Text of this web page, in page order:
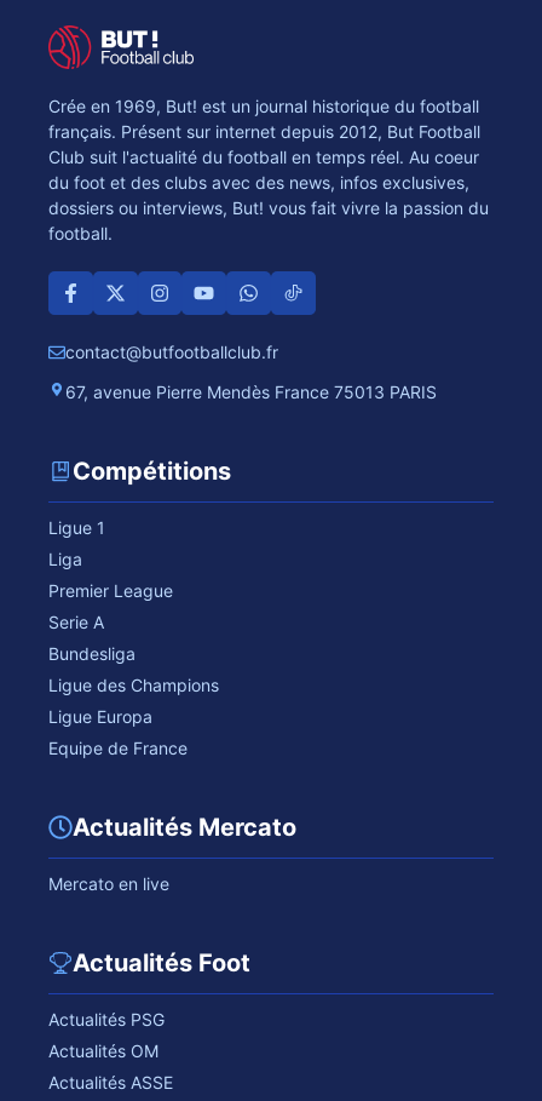
Crée en 1969, But! est un journal historique du football
français. Présent sur internet depuis 2012, But Football
Club suit l'actualité du football en temps réel. Au coeur
du foot et des clubs avec des news, infos exclusives,
dossiers ou interviews, But! vous fait vivre la passion du
football.
contact@butfootballclub.fr
67, avenue Pierre Mendès France 75013 PARIS
Compétitions
Ligue 1
Liga
Premier League
Serie A
Bundesliga
Ligue des Champions
Ligue Europa
Equipe de France
Actualités Mercato
Mercato en live
Actualités Foot
Actualités PSG
Actualités OM
Actualités ASSE